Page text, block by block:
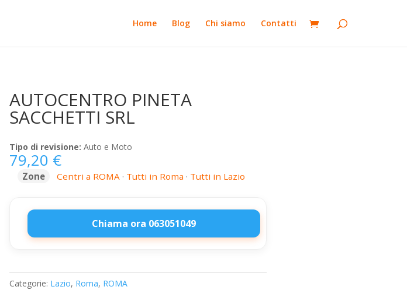
Home Blog Chi siamo Contatti
AUTOCENTRO PINETA
SACCHETTI SRL
Tipo di revisione: Auto e Moto
79,20 €
Zone Centri a ROMA· Tutti in Roma · Tutti in Lazio
Chiama ora 063051049
AUTOCENTRO
SACCHETTI
SRL
Categorie: Lazio, Roma, ROMA